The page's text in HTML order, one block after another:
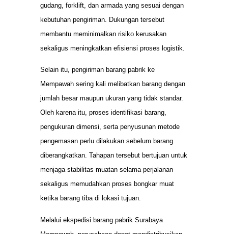
gudang, forklift, dan armada yang sesuai dengan
kebutuhan pengiriman. Dukungan tersebut
membantu meminimalkan risiko kerusakan
sekaligus meningkatkan efisiensi proses logistik.
Selain itu, pengiriman barang pabrik ke
Mempawah sering kali melibatkan barang dengan
jumlah besar maupun ukuran yang tidak standar.
Oleh karena itu, proses identifikasi barang,
pengukuran dimensi, serta penyusunan metode
pengemasan perlu dilakukan sebelum barang
diberangkatkan. Tahapan tersebut bertujuan untuk
menjaga stabilitas muatan selama perjalanan
sekaligus memudahkan proses bongkar muat
ketika barang tiba di lokasi tujuan.
Melalui ekspedisi barang pabrik Surabaya